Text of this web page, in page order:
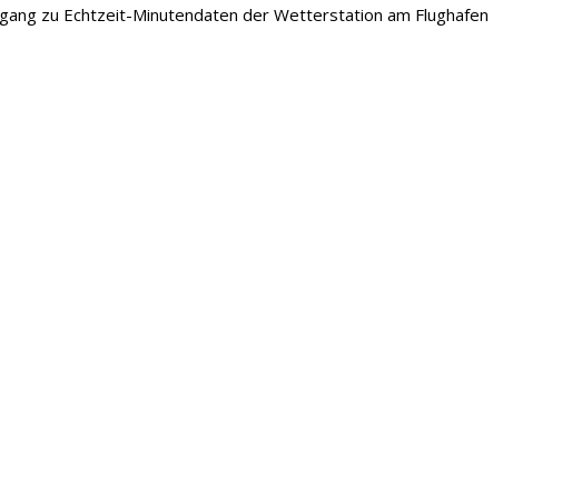
zu Echtzeit-Minutendaten der Wetterstation am Flughafen